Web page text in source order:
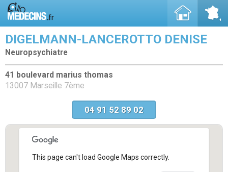
DIGELMANN-LANCEROTTO DENISE
Neuropsychiatre
41 boulevard marius thomas
13007 Marseille 7ème
04 91 52 89 02
This page can't load Google Maps correctly.